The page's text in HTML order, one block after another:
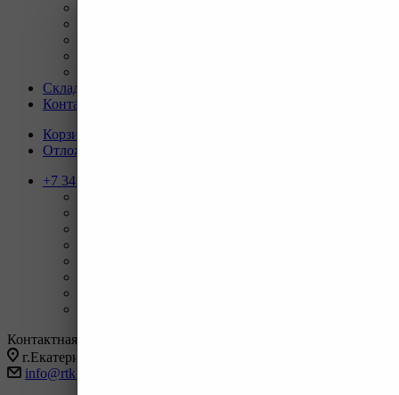
Склады
Контакты
Корзина
Отложенные
+7 343 247-83-62
Контактная информация
г.Екатеринбург, ул Черняховского 86 корп 9/3
info@rtk-parts.ru